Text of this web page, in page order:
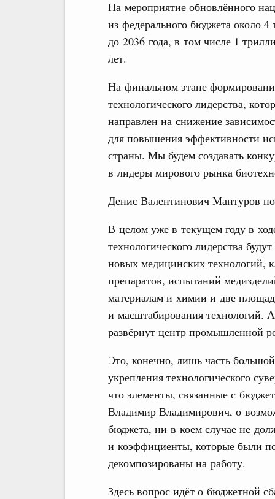
На мероприятие обновлённого
из федерального бюджета около
до 2036 года, в том числе 1
лет.
На финальном этапе
технологического лидерства,
направлен на снижение
для повышения эффективности
страны. Мы будем создавать
в лидеры мирового рынка
Денис Валентинович Мантуров
В целом уже в текущем году в
технологического лидерства
новых медицинских технологий,
препаратов, испытаний
материалам и химии и две
и масштабирования технологий.
развёрнут центр промышленной
Это, конечно, лишь часть
укрепления технологического
что элементы, связанные с
Владимир Владимирович, о
бюджета, ни в коем случае не
и коэффициенты, которые были
декомпозированы на работу.
Здесь вопрос идёт о бюджетной